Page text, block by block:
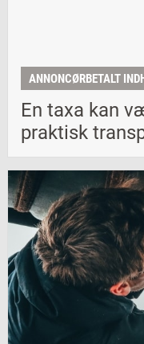
ANNONCØRBETALT
En taxa kan
praktisk